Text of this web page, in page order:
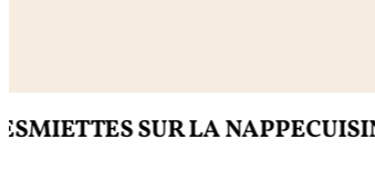
SUR LA NAPPECUISINE